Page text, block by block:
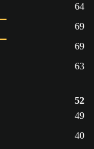
64
69
69
63
52
49
40